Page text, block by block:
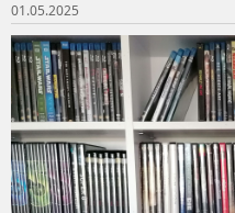
01.05.2025